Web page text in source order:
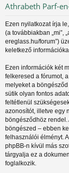
k
Athrabeth Parf-
Ezen nyilatkozat írja
(a továbbiakban „mi”,
ereglass.hu/forum”)
keletkező
Ezen információk két
felkeresed a fórumot,
melyeket a
sütik olyan fontos
feltétlenül
azonosítót, illetve egy
böngésződhöz rendel.
böngészed – ebben
felhasználói élményt.
phpBB-n kívül más
tárgyalja ez a
foglalkozik.